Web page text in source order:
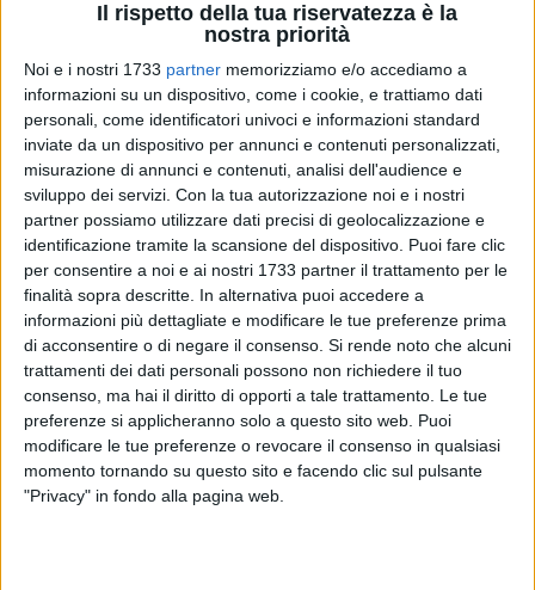
Il rispetto della tua riservatezza è la
nostra priorità
Noi e i nostri 1733 partner memorizziamo e/o accediamo a
informazioni su un dispositivo, come i cookie, e trattiamo dati
personali, come identificatori univoci e informazioni standard
inviate da un dispositivo per annunci e contenuti personalizzati,
misurazione di annunci e contenuti, analisi dell'audience e
sviluppo dei servizi. Con la tua autorizzazione noi e i nostri
partner possiamo utilizzare dati precisi di geolocalizzazione e
identificazione tramite la scansione del dispositivo. Puoi fare clic
per consentire a noi e ai nostri 1733 partner il trattamento per le
finalità sopra descritte. In alternativa puoi accedere a
informazioni più dettagliate e modificare le tue preferenze prima
di acconsentire o di negare il consenso. Si rende noto che alcuni
trattamenti dei dati personali possono non richiedere il tuo
consenso, ma hai il diritto di opporti a tale trattamento. Le tue
preferenze si applicheranno solo a questo sito web. Puoi
modificare le tue preferenze o revocare il consenso in qualsiasi
momento tornando su questo sito e facendo clic sul pulsante
"Privacy" in fondo alla pagina web.
Lisa Simpson, simpatico personaggio Simpson, e la sua
allegra brigata, domani dalle ore 10 alle 12.30, ripuliscono
Torre calderina. domani dalle ore 10 alle 12.30. La
manifestazione, giunta alla sua quarta edizione, è aperta a
tutti, dopo il suo svolgimento sarà possibile per coloro che si
adopereranno per la pulizia della spiaggia soggiornare
gratuitamente all'interno del Villaggio lido Nettuno.
Promotori dell'iniziativa è il Comitato di Protezione,